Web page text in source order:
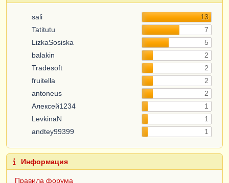
sali
13
Tatitutu
7
LizkaSosiska
5
balakin
2
Tradesoft
2
fruitella
2
antoneus
2
Алексей1234
1
LevkinaN
1
andtey99399
1
Информация
Правила форума